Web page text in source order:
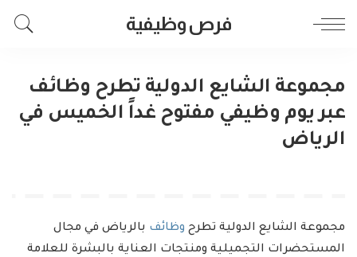
فرص وظيفية
مجموعة الشايع الدولية تطرح وظائف
عبر يوم وظيفي مفتوح غداً الخميس في
الرياض
مجموعة الشايع الدولية تطرح وظائف بالرياض في مجال
المستحضرات التجميلية ومنتجات العناية بالبشرة للعلامة